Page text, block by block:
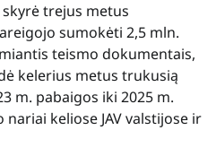
trejus metus
sumokėti 2,5 mln.
teismo dokumentais,
kelerius metus trukusią
m. pabaigos iki 2025 m.
keliose JAV valstijose ir